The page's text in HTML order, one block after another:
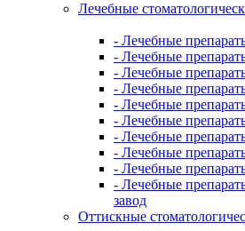
Лечебные
- Лечебные
- Лечебные
- Лечебные
- Лечебные
- Лечебные
- Лечебные
- Лечебные
- Лечебные
- Лечебные
- Лечебные
завод
Оттискные